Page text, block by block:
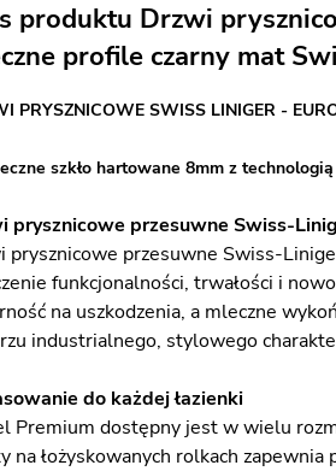
produktu Drzwi
profile czarny mat
PRYSZNICOWE SWISS LINIGER -
szkło hartowane 8mm z
prysznicowe przesuwne Swiss-
prysznicowe przesuwne Swiss-
funkcjonalności, trwałości i
na uszkodzenia, a mleczne
industrialnego, stylowego
do każdej łazienki
Premium dostępny jest w wielu
na łożyskowanych rolkach